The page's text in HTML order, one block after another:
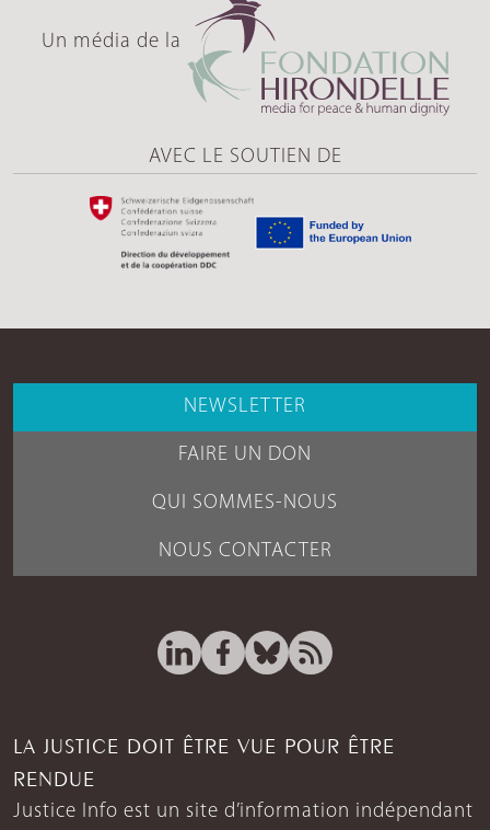
Un média de la
AVEC LE SOUTIEN DE
NEWSLETTER
FAIRE UN DON
QUI SOMMES-NOUS
NOUS CONTACTER
LA JUSTICE DOIT ÊTRE VUE POUR ÊTRE
RENDUE
Justice Info est un site d’information indépendant